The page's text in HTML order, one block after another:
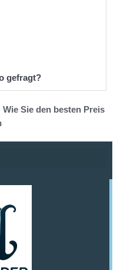
gefragt?
Sie den besten Preis